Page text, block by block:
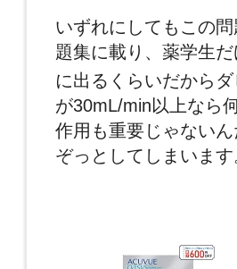
いずれにしてもこの
題集に載り、薬学生
に出るくらいだから
が30mL/min以上なら
作用も重要じゃない
ぞっとしてしまいます